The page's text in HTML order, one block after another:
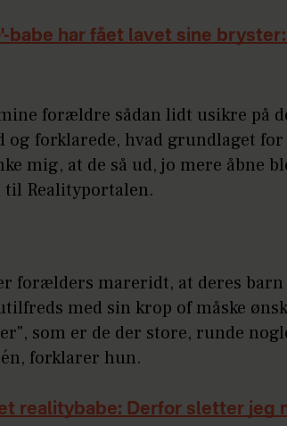
babe har fået lavet sine
forældre sådan lidt usikre på
og forklarede, hvad grundlaget for
mig, at de så ud, jo mere åbne
Realityportalen.
forælders mareridt, at deres
med sin krop of måske
som er de der store, runde
forklarer hun.
realitybabe: Derfor sletter jeg